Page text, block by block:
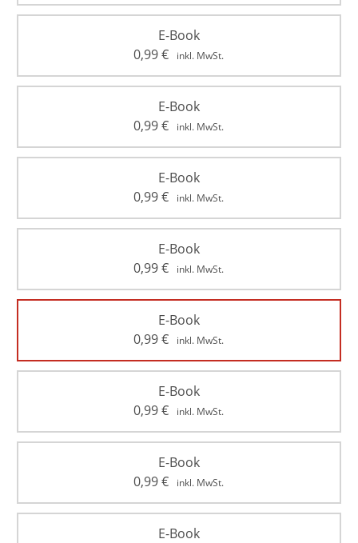
E-Book
0,99€ inkl. MwSt.
E-Book
0,99€ inkl. MwSt.
E-Book
0,99€ inkl. MwSt.
E-Book
0,99€ inkl. MwSt.
E-Book
0,99€ inkl. MwSt.
E-Book
0,99€ inkl. MwSt.
E-Book
0,99€ inkl. MwSt.
E-Book